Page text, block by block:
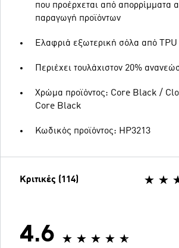
που προέρχεται από απορρίμματα
παραγωγή προϊόντων
Ελαφριά εξωτερική σόλα από TPU
Περιέχει τουλάχιστον 20%
Χρώμα προϊόντος: Core Black /
Core Black
Κωδικός προϊόντος: HP3213
Κριτικές (114)
4.6